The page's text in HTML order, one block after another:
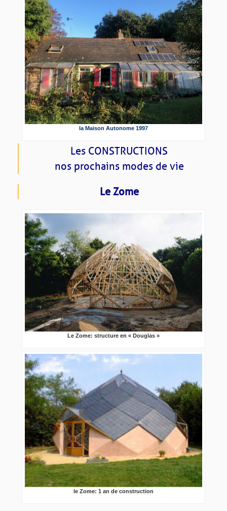
la Maison Autonome 1997
Les CONSTRUCTIONS
nos prochains modes de vie
Le Zome
Le Zome: structure en « Douglas »
le Zome: 1 an de construction